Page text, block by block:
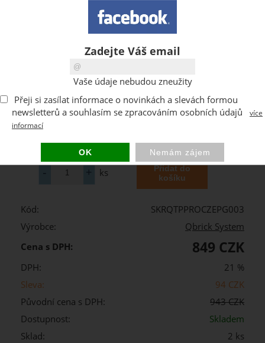
ks
Kód:
SKRQTPPROCZEPG003
Výrobce:
Qbrick System
Cena s DPH:
849 CZK
DPH:
21 %
Sleva:
94 CZK
Původní cena s DPH:
943 CZK
Dostupnost:
Skladem
Sklad:
2 ks
Zadejte Váš email
Vaše údaje nebudou zneužity
Přeji si zasílat informace o novinkách a slevách formou
newsletterů a souhlasím se zpracováním osobních údajů
více
informací